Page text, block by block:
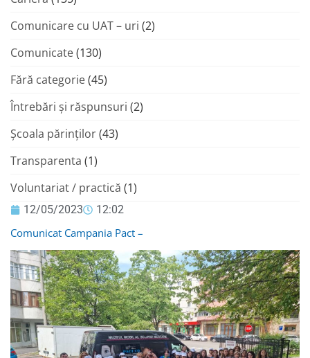
12/05/2023 12:02
Comunicat Campania Pact –
Comunicare cu UAT – uri (2)
Comunicate(130)
Fără categorie(45)
Întrebări și răspunsuri (2)
Şcoala părinţilor(43)
Transparenta (1)
Voluntariat / practică (1)